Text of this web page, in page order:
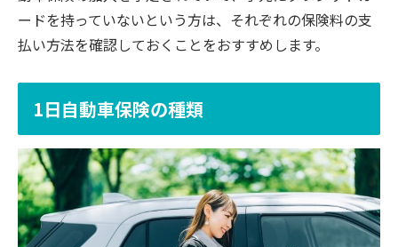
ードを持っていないという方は、それぞれの保険料の支
払い方法を確認しておくことをおすすめします。
1日自動車保険の種類